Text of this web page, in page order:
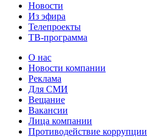
Новости
Из эфира
Телепроекты
ТВ-программа
О нас
Новости компании
Реклама
Для СМИ
Вещание
Вакансии
Лица компании
Противодействие коррупции